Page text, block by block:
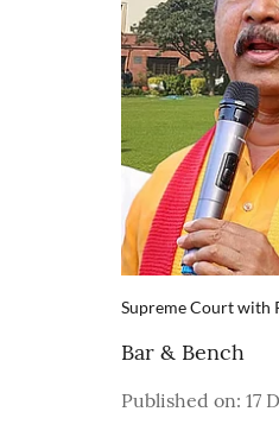
Supreme Court with
Bar & Bench
Published on: 17